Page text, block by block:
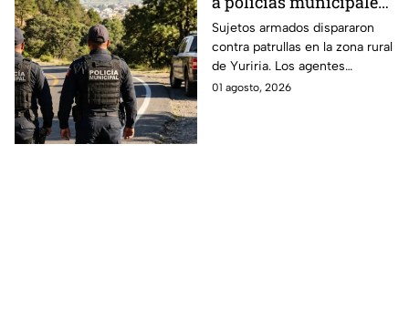
esto fue lo que sucedió
Sujetos armados dispararon
contra patrullas en la zona rural
de Yuriria. Los agentes
repelieron la agresión.
01 agosto, 2026